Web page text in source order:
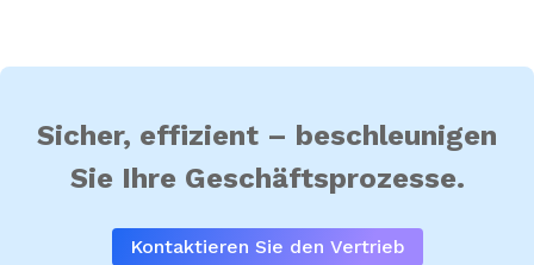
Sicher, effizient – beschleunigen
Sie Ihre Geschäftsprozesse.
Kontaktieren Sie den Vertrieb